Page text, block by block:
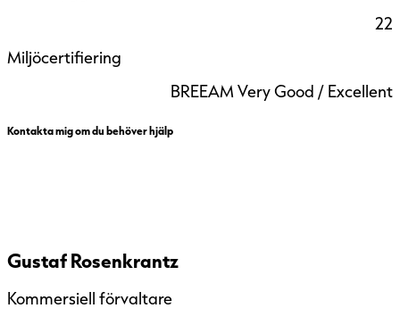
22
Miljöcertifiering
BREEAM Very Good / Excellent
Kontakta mig om du behöver hjälp
Gustaf Rosenkrantz
Kommersiell förvaltare